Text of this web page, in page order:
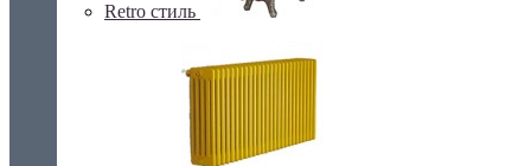
Retro стиль